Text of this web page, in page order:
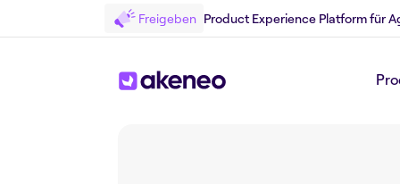
Freigeben Product Experience Platform für